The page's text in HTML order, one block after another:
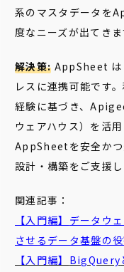
系のマスタデータを
度なニーズが出てきま
解決策: AppSheet は
レスに連携可能です
経験に基づき、
ウェアハウス）を活
AppSheetを安全かつ
設計・構築をご支援し
関連記事：
【入門編】 データウ
させるデータ基盤の
【入門編】 BigQuery